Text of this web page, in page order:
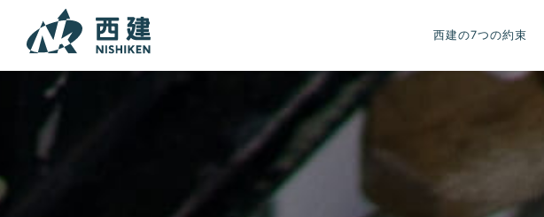
本文までスキップする
西建の7つの約束